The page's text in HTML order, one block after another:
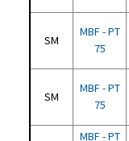
SM
MBF - PT
75
SM
MBF - PT
75
MBF - PT